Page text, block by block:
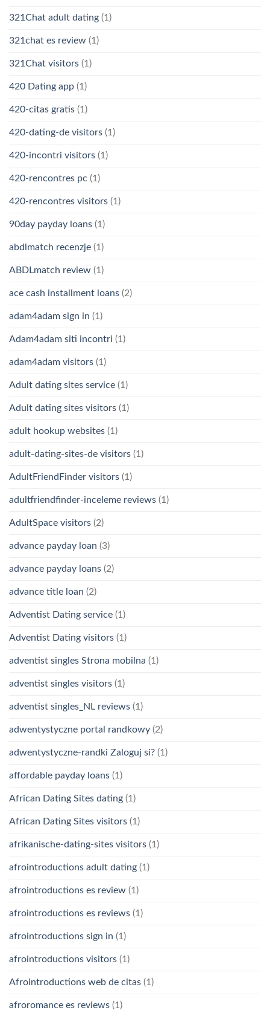
321Chat adult dating (1)
321chat es review (1)
321Chat visitors (1)
420 Dating app (1)
420-citas gratis (1)
420-dating-de visitors (1)
420-incontri visitors (1)
420-rencontres pc (1)
420-rencontres visitors (1)
90day payday loans (1)
abdlmatch recenzje (1)
ABDLmatch review (1)
ace cash installment loans (2)
adam4adam sign in (1)
Adam4adam siti incontri (1)
adam4adam visitors (1)
Adult dating sites service (1)
Adult dating sites visitors (1)
adult hookup websites (1)
adult-dating-sites-de visitors (1)
AdultFriendFinder visitors (1)
adultfriendfinder-inceleme reviews (1)
AdultSpace visitors (2)
advance payday loan (3)
advance payday loans (2)
advance title loan (2)
Adventist Dating service (1)
Adventist Dating visitors (1)
adventist singles Strona mobilna (1)
adventist singles visitors (1)
adventist singles_NL reviews (1)
adwentystyczne portal randkowy (2)
adwentystyczne-randki Zaloguj si? (1)
affordable payday loans (1)
African Dating Sites dating (1)
African Dating Sites visitors (1)
afrikanische-dating-sites visitors (1)
afrointroductions adult dating (1)
afrointroductions es review (1)
afrointroductions es reviews (1)
afrointroductions sign in (1)
afrointroductions visitors (1)
Afrointroductions web de citas (1)
afroromance es reviews (1)